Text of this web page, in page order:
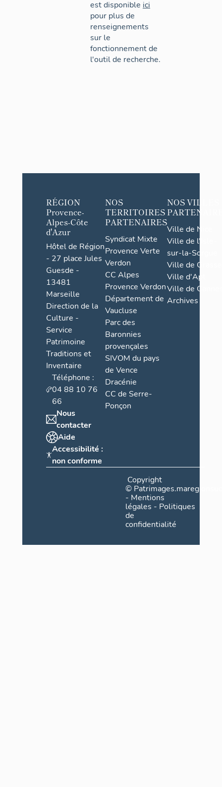
est disponible ici
pour plus de
renseignements
sur le
fonctionnement de
l'outil de recherche.
RÉGION
Provence-
Alpes-Côte
d'Azur
Hôtel de Région
- 27 place Jules
Guesde -
13481
Marseille
Direction de la
Culture -
Service
Patrimoine
Traditions et
Inventaire
Téléphone :
04 88 10 76
66
Nous
contacter
Aide
Accessibilité :
non conforme
NOS
TERRITOIRES
PARTENAIRES
Syndicat Mixte
Provence Verte
Verdon
CC Alpes
Provence Verdon
Département de
Vaucluse
Parc des
Baronnies
provençales
SIVOM du pays
de Vence
Dracénie
CC de Serre-
Ponçon
NOS VILLES
Ville de Nice
Ville de l'Isle-
sur-la-Sorgue
Ville de Grasse
Ville d'Apt
Ville de
Archives
Copyright
©
- Mentions
légales - Politiques
de
confidentialité